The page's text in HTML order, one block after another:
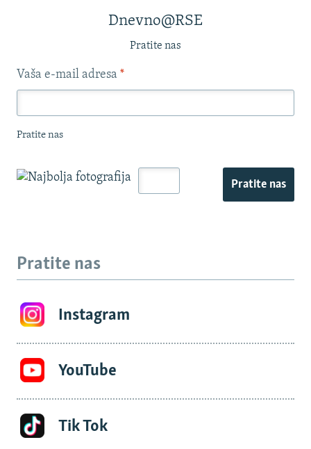
Dnevno@RSE
Pratite nas
Vaša e-mail adresa *
Pratite nas
Pratite nas
Pratite nas
Instagram
YouTube
Tik Tok